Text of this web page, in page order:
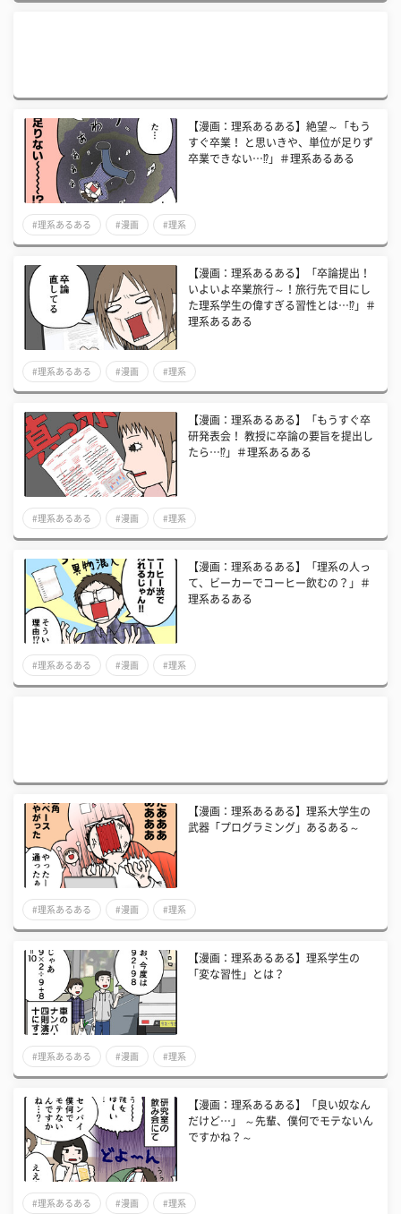
【漫画：理系あるある】絶望～「もう
すぐ卒業！ と思いきや、単位が足りず
卒業できない…⁉」＃理系あるある
#理系あるある #漫画 #理系
【漫画：理系あるある】「卒論提出！
いよいよ卒業旅行～！旅行先で目にし
た理系学生の偉すぎる習性とは…⁉」＃
理系あるある
#理系あるある #漫画 #理系
【漫画：理系あるある】「もうすぐ卒
研発表会！ 教授に卒論の要旨を提出し
たら…⁉」＃理系あるある
#理系あるある #漫画 #理系
【漫画：理系あるある】「理系の人っ
て、ビーカーでコーヒー飲むの？」＃
理系あるある
#理系あるある #漫画 #理系
【漫画：理系あるある】理系大学生の
武器「プログラミング」あるある～
#理系あるある #漫画 #理系
【漫画：理系あるある】理系学生の
「変な習性」とは？
#理系あるある #漫画 #理系
【漫画：理系あるある】「良い奴なん
だけど…」 ～先輩、僕何でモテないん
ですかね？～
#理系あるある #漫画 #理系